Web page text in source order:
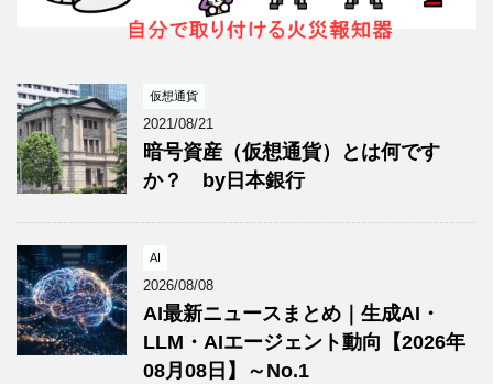
仮想通貨
2021/08/21
暗号資産（仮想通貨）とは何です
か？ by日本銀行
AI
2026/08/08
AI最新ニュースまとめ｜生成AI・
LLM・AIエージェント動向【2026年
08月08日】～No.1